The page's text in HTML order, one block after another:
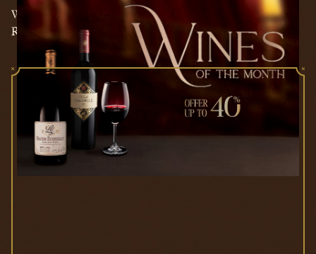
WINES OF THE MONTH - ƯU ĐÃI LÊN ĐẾN 40% TẠI
RUNAM D'OR